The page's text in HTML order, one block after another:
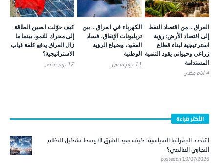
العراق… من اقتصاد النفط
إلى اقتصاد الأرض: رؤية
استراتيجية لبناء قطاع
زراعي وحيواني يقود التنمية
المستدامة
4 أيام ‎مضي
الكهرباء في العراق… بين
تريليونات الإنفاق، فساد
العقود، وضياع الرؤية
الوطنية
11 يوم ‎مضي
كيف حوّلت الصين الطاقة
إلى محرك للنمو، بينما ما
زال العراق يدفع كلفة غياب
الاستراتيجية؟
12 يوم ‎مضي
الأكثر قراءة
اقتصاد الجغرافيا السياسية: كيف يعيد الشرق الأوسط تشكيل النظام
التجاري العالمي؟
posted on 19/07/2026